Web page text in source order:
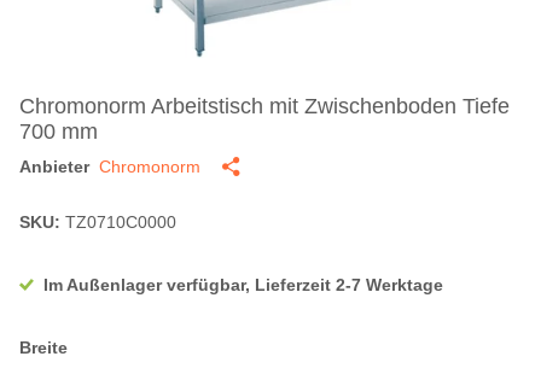
Chromonorm Arbeitstisch mit Zwischenboden Tiefe
700 mm
Anbieter Chromonorm
SKU: TZ0710C0000
Im Außenlager verfügbar, Lieferzeit 2-7 Werktage
Breite